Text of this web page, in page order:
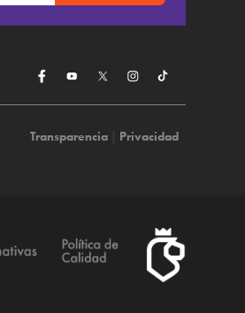
Transparencia| Privacidad